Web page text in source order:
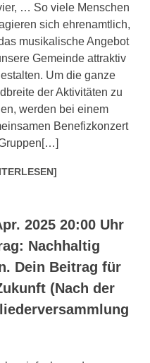
… So viele Menschen
sich ehrenamtlich,
musikalische Angebot
Gemeinde attraktiv
Um die ganze
der Aktivitäten zu
werden bei einem
Benefizkonzert
2025 20:00 Uhr
Nachhaltig
Dein Beitrag für
(Nach der